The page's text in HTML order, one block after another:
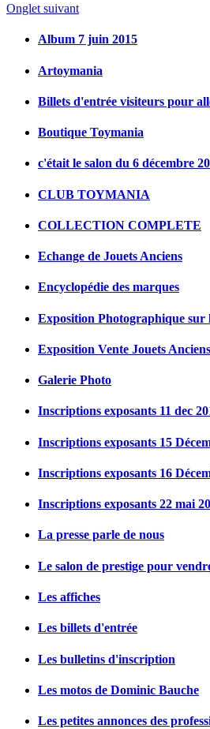
Onglet suivant
Album 7 juin 2015
Artoymania
Billets d'entrée visiteurs pour
Boutique Toymania
c'était le salon du 6 décembre
CLUB TOYMANIA
COLLECTION COMPLETE
Echange de Jouets Anciens
Encyclopédie des marques
Exposition Photographique sur
Exposition Vente Jouets Anciens
Galerie Photo
Inscriptions exposants 11 dec
Inscriptions exposants 15
Inscriptions exposants 16
Inscriptions exposants 22 mai
La presse parle de nous
Le salon de prestige pour
Les affiches
Les billets d'entrée
Les bulletins d'inscription
Les motos de Dominic Bauche
Les petites annonces des